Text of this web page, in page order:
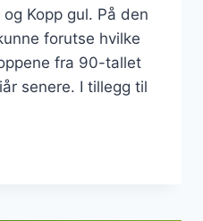
Kopp gul. På den
forutse hvilke
fra 90-tallet
senere. I tillegg til